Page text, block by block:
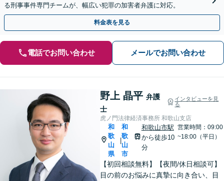
る刑事事件専門チームが、幅広い犯罪の加害者弁護に対応。
料金表を見る
電話でお問い合わせ メールでお問い合わせ
野上 晶平 弁護
士
インタビューを見
る
虎ノ門法律経済事務所 和歌山支店
和
歌
山
県
和
歌
山
市
和歌山市駅
から徒歩10
分
営業時間：09:00
~18:00（平日）
【初回相談無料】【夜間/休日相談可】
目の前のお悩みに真摯に向き合い、目